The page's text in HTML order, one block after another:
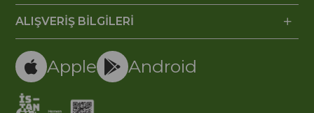
ALIŞVERİŞ BİLGİLERİ
Apple Android